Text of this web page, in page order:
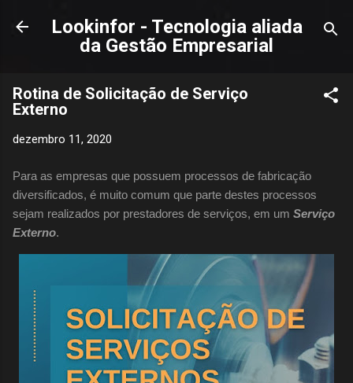
Pular para o conteúdo principal
Lookinfor - Tecnologia aliada
da Gestão Empresarial
Rotina de Solicitação de Serviço
Externo
dezembro 11, 2020
Para as empresas que possuem processos de fabricação
diversificados, é muito comum que parte destes processos
sejam realizados por prestadores de serviços, em um Serviço
Externo.